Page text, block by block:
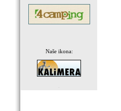
Naše ikona: